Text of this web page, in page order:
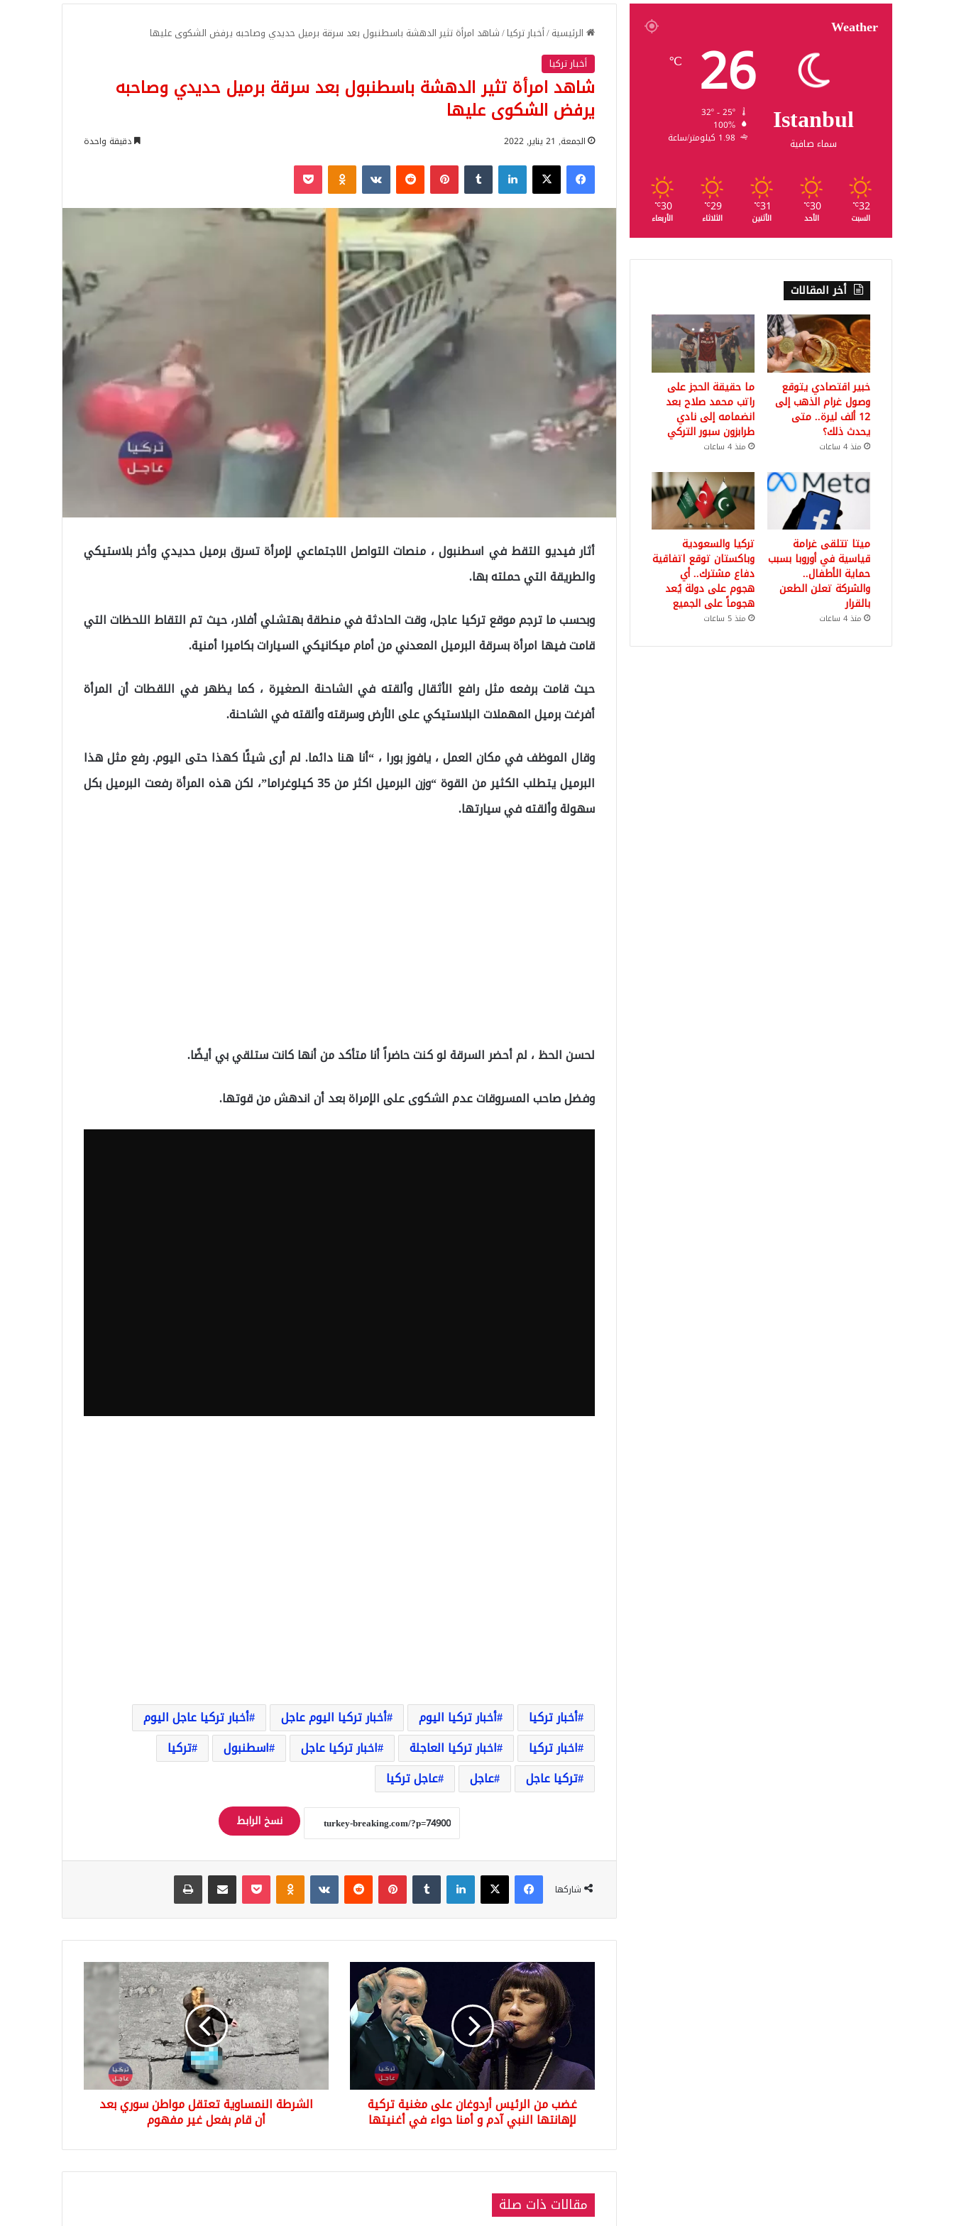
الرئيسية/أخبار تركيا/شاهد امرأة تثير الدهشة باسطنبول بعد سرقة برميل حديدي وصاحبه يرفض الشكوى عليها
أخبار تركيا
شاهد امرأة تثير الدهشة باسطنبول بعد سرقة برميل حديدي وصاحبه
يرفض الشكوى عليها
الجمعة, 21 يناير, 2022 دقيقة واحدة
فيسبوك‫X لينكدإن بينتيريست Odnoklassniki
‫Pocket
أثار فيديو التقط في اسطنبول ، منصات التواصل الاجتماعي لإمرأة تسرق برميل حديدي وأخر بلاستيكي
والطريقة التي حملته بها.
وبحسب ما ترجم موقع تركيا عاجل، وقت الحادثة في منطقة بهتشلي أفلار، حيث تم التقاط اللحظات التي
قامت فيها امرأة بسرقة البرميل المعدني من أمام ميكانيكي السيارات بكاميرا أمنية.
حيث قامت برفعه مثل رافع الأثقال وألقته في الشاحنة الصغيرة ، كما يظهر في اللقطات أن المرأة
أفرغت برميل المهملات البلاستيكي على الأرض وسرقته وألقته في الشاحنة.
وقال الموظف في مكان العمل ، يافوز بورا ، “أنا هنا دائما. لم أرى شيئًا كهذا حتى اليوم. رفع مثل هذا
البرميل يتطلب الكثير من القوة “وزن البرميل اكثر من 35 كيلوغراما”، لكن هذه المرأة رفعت البرميل بكل
سهولة وألقته في سيارتها.
لحسن الحظ ، لم أحضر السرقة لو كنت حاضراً أنا متأكد من أنها كانت ستلقي بي أيضًا.
وفضل صاحب المسروقات عدم الشكوى على الإمراة بعد أن اندهش من قوتها.
أخبار تركيا أخبار تركيا اليوم أخبار تركيا اليوم عاجل
أخبار تركيا عاجل اليوم
اخبار تركيا
اخبار تركيا العاجلة اخبار تركيا عاجل اسطنبول
تركيا
تركيا عاجل
عاجل عاجل تركيا
نسخ الرابط
شاركها
فيسبوك‫X لينكدإن بينتيريست Odnoklassniki
‫Pocket مشاركة عبر البريد طباعة
الرئيس
أردوغان
لإهانتها
النبي
حواء
أغنيتها
غضب من الرئيس أردوغان على مغنية تركية
لإهانتها النبي آدم و أمنا حواء في أغنيتها
الشرطة
النمساوية
بعد
أن
بفعل
الشرطة النمساوية تعتقل مواطن سوري بعد
أن قام بفعل غير مفهوم
مقالات ذات صلة
Weather
Istanbul
سماء صافية
26
℃
100%
1.98 كيلومتر/ساعة
32
℃
السبت
30
℃
الأحد
31
℃
الأثنين
29
℃
الثلاثاء
30
℃
الأربعاء
أخر المقالات
خبير اقتصادي يتوقع
وصول غرام الذهب إلى
12 ألف ليرة.. متى
يحدث ذلك؟
منذ 4 ساعات
ما حقيقة الحجز على
راتب محمد صلاح بعد
انضمامه إلى نادي
طرابزون سبور التركي
منذ 4 ساعات
ميتا تتلقى غرامة
قياسية في أوروبا بسبب
حماية الأطفال..
والشركة تعلن الطعن
بالقرار
منذ 4 ساعات
تركيا والسعودية
وباكستان توقع اتفاقية
دفاع مشترك.. أي
هجوم على دولة يُعد
هجوماً على الجميع
منذ 5 ساعات